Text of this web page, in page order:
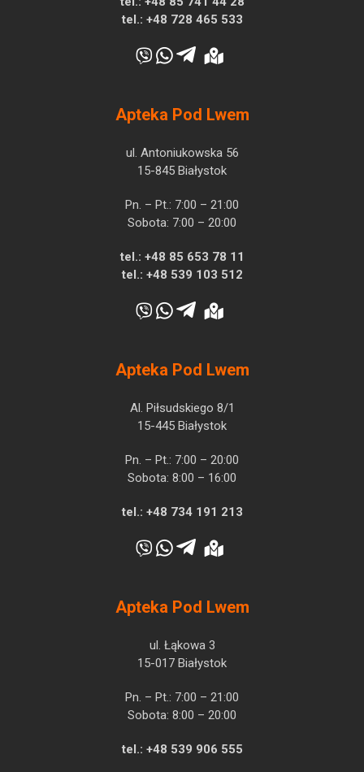
tel.: +48 728 465 533
Apteka Pod Lwem
ul. Antoniukowska 56
15-845 Białystok
Pn. – Pt.: 7:00 – 21:00
Sobota: 7:00 – 20:00
tel.: +48 85 653 78 11
tel.: +48 539 103 512
Apteka Pod Lwem
Al. Piłsudskiego 8/1
15-445 Białystok
Pn. – Pt.: 7:00 – 20:00
Sobota: 8:00 – 16:00
tel.: +48 734 191 213
Apteka Pod Lwem
ul. Łąkowa 3
15-017 Białystok
Pn. – Pt.: 7:00 – 21:00
Sobota: 8:00 – 20:00
tel.: +48 539 906 555